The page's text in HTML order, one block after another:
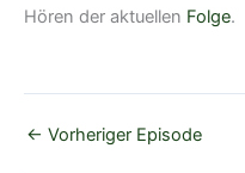
Hören der aktuellen Folge.
← Vorheriger Episode